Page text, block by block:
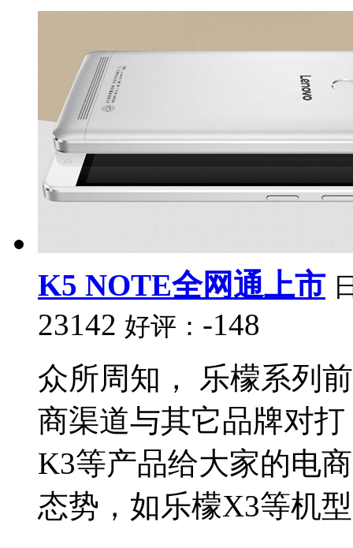
K5 NOTE全网通上市
23142 好评： -148
众所周知， 乐檬系列
商渠道与其它品牌对
K3等产品给大家的电
态势，如乐檬X3等机